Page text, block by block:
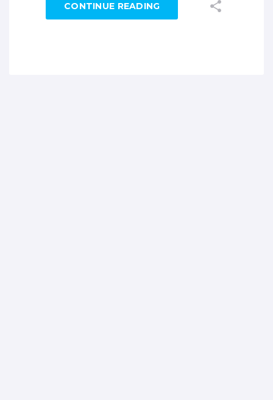
CONTINUE READING